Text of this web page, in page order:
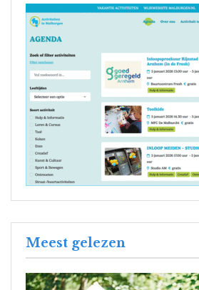
Meest gelezen